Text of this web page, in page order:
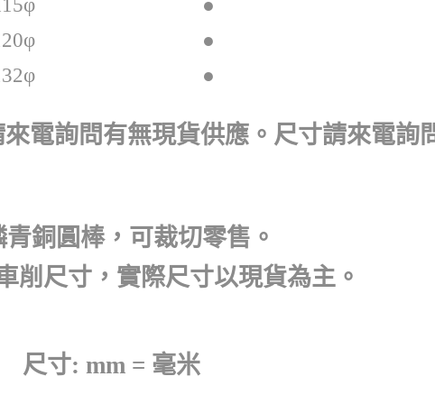
●
●
●
電詢問有無現貨供應。尺寸請來電詢
青銅圓棒，可裁切零售。
削尺寸，實際尺寸以現貨為主。
尺寸: mm = 毫米